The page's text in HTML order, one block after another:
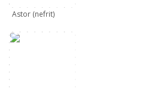
Astor (nefrit)